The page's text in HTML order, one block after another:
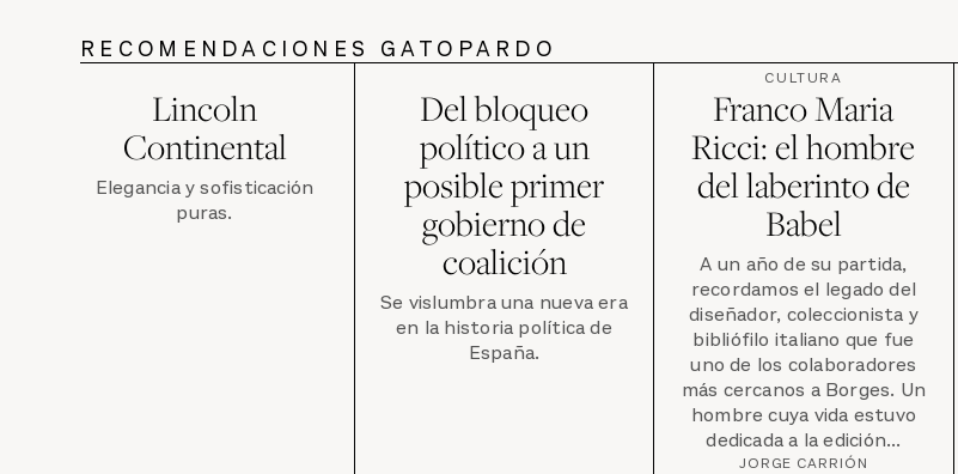
RECOMENDACIONES GATOPARDO
Lincoln
Continental
Elegancia y sofisticación
puras.
Del bloqueo
político a un
posible primer
gobierno de
coalición
Se vislumbra una nueva era
en la historia política de
España.
CULTURA
Franco Maria
Ricci: el hombre
del laberinto de
Babel
A un año de su partida,
recordamos el legado del
diseñador, coleccionista y
bibliófilo italiano que fue
uno de los colaboradores
más cercanos a Borges. Un
hombre cuya vida estuvo
dedicada a la edición...
JORGE CARRIÓN